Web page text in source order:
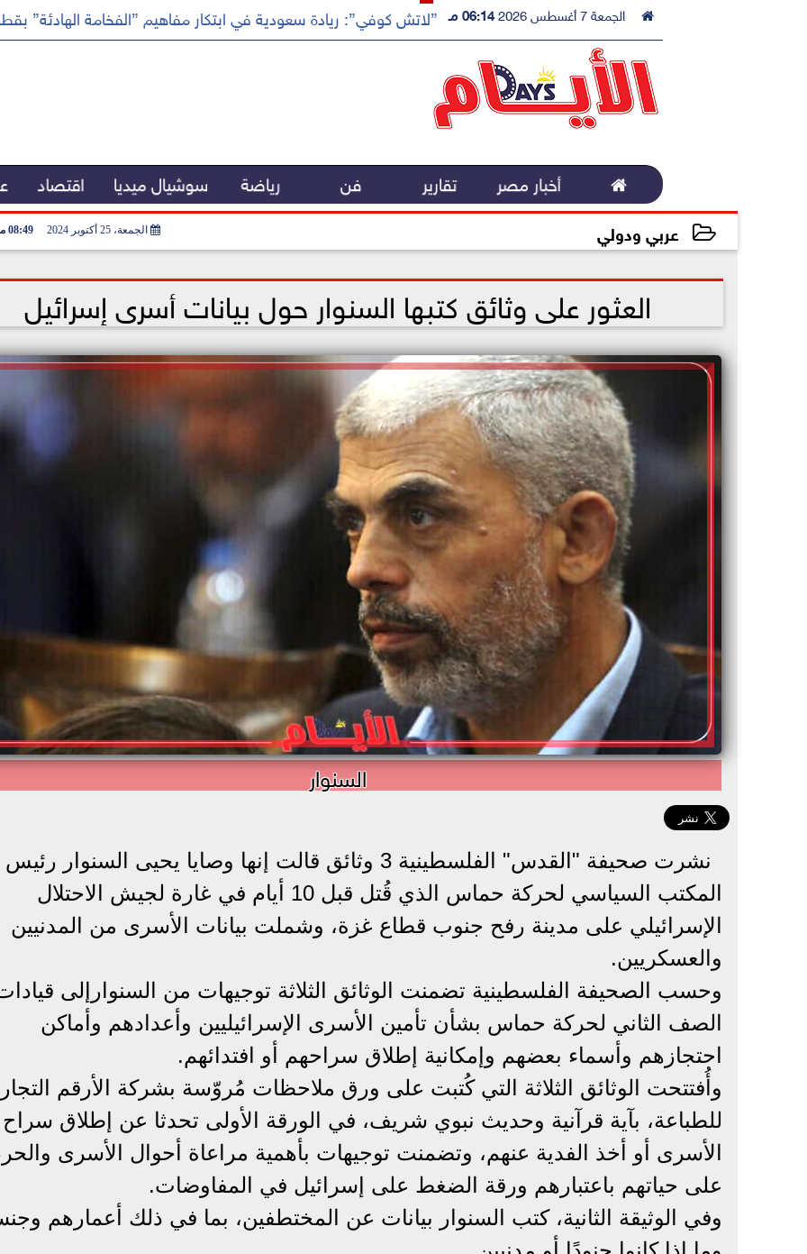
 الجمعة 7 أغسطس 2026 06:14 مـ ”لاتش كوفي”: ريادة سعودية في ابتكار مفاهيم ”الفخامة الهادئة”
 أخبار مصر تقارير فن رياضة سوشيال ميديا اقتصاد
عربي ودولي الجمعة، 25 أكتوبر 2024 08:49 مـ
العثور على وثائق كتبها السنوار حول بيانات أسرى إسرائيل
السنوار
نشرت صحيفة "القدس" الفلسطينية 3 وثائق قالت إنها وصايا يحيى السنوار رئيس
المكتب السياسي لحركة حماس الذي قُتل قبل 10 أيام في غارة لجيش الاحتلال
الإسرائيلي على مدينة رفح جنوب قطاع غزة، وشملت بيانات الأسرى من المدنيين
والعسكريين.
وحسب الصحيفة الفلسطينية تضمنت الوثائق الثلاثة توجيهات من السنوارإلى
الصف الثاني لحركة حماس بشأن تأمين الأسرى الإسرائيليين وأعدادهم وأماكن
احتجازهم وأسماء بعضهم وإمكانية إطلاق سراحهم أو افتدائهم.
وأُفتتحت الوثائق الثلاثة التي كُتبت على ورق ملاحظات مُروّسة بشركة الأرقم
للطباعة، بآية قرآنية وحديث نبوي شريف، في الورقة الأولى تحدثا عن إطلاق سراح
الأسرى أو أخذ الفدية عنهم، وتضمنت توجيهات بأهمية مراعاة أحوال الأسرى
على حياتهم باعتبارهم ورقة الضغط على إسرائيل في المفاوضات.
وفي الوثيقة الثانية، كتب السنوار بيانات عن المختطفين، بما في ذلك أعمارهم